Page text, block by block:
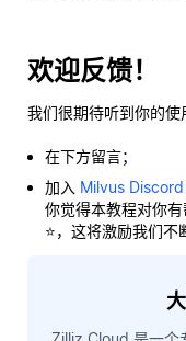
欢迎反馈！
我们很期待听到你的使
在下方留言；
加入 Milvus Discord
你觉得本教程对你
⭐，这将激励我们不